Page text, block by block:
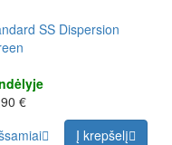
SS Dispersion
€
Į krepšelį